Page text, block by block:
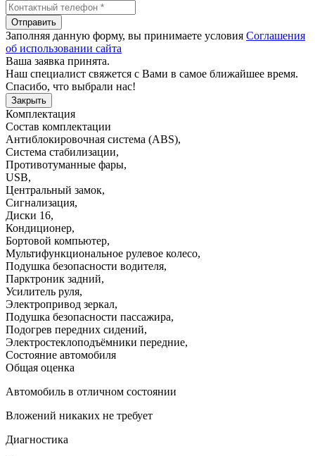
Отправить
Заполняя данную форму, вы принимаете условия Соглашения
об использовании сайта
Ваша заявка принята.
Наш специалист свяжется с Вами в самое ближайшее время.
Спасибо, что выбрали нас!
Закрыть
Комплектация
Состав комплектации
Антиблокировочная система (ABS),
Система стабилизации,
Противотуманные фары,
USB,
Центральный замок,
Сигнализация,
Диски 16,
Кондиционер,
Бортовой компьютер,
Мультифункциональное рулевое колесо,
Подушка безопасности водителя,
Парктроник задний,
Усилитель руля,
Электропривод зеркал,
Подушка безопасности пассажира,
Подогрев передних сидений,
Электростеклоподъёмники передние,
Состояние автомобиля
Общая оценка
Автомобиль в отличном состоянии
Вложений никаких не требует
Диагностика